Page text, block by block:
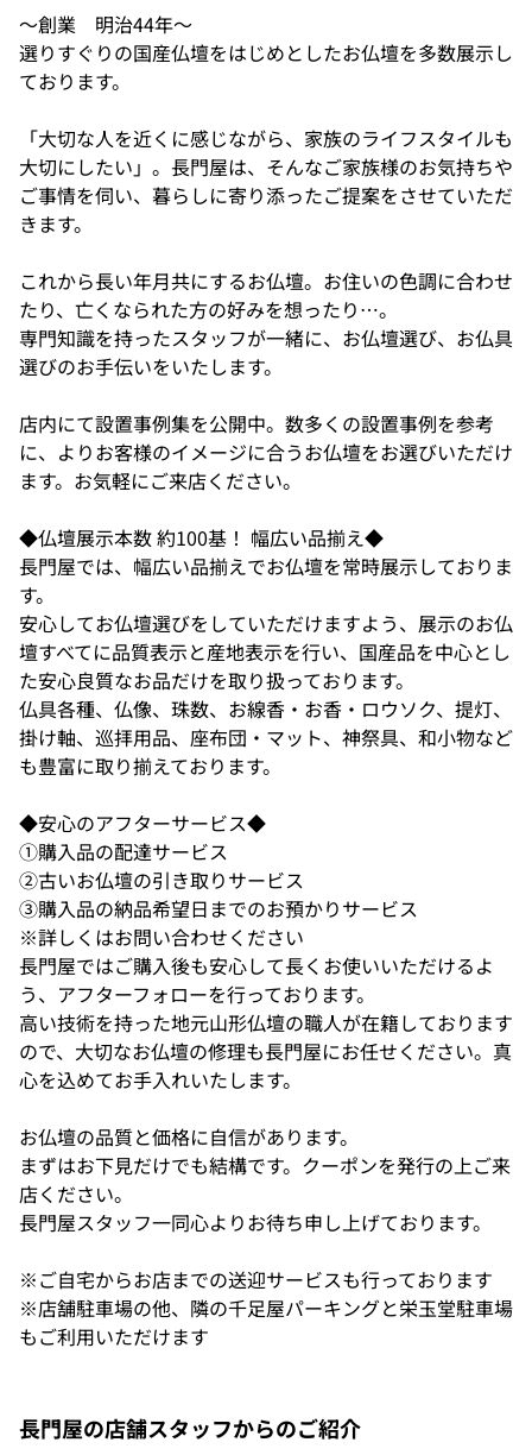
～創業 明治44年～
選りすぐりの国産仏壇をはじめとしたお仏壇を多数展示し
ております。
「大切な人を近くに感じながら、家族のライフスタイルも
大切にしたい」。長門屋は、そんなご家族様のお気持ちや
ご事情を伺い、暮らしに寄り添ったご提案をさせていただ
きます。
これから長い年月共にするお仏壇。お住いの色調に合わせ
たり、亡くなられた方の好みを想ったり…。
専門知識を持ったスタッフが一緒に、お仏壇選び、お仏具
選びのお手伝いをいたします。
店内にて設置事例集を公開中。数多くの設置事例を参考
に、よりお客様のイメージに合うお仏壇をお選びいただけ
ます。お気軽にご来店ください。
◆仏壇展示本数 約100基！ 幅広い品揃え◆
長門屋では、幅広い品揃えでお仏壇を常時展示しておりま
す。
安心してお仏壇選びをしていただけますよう、展示のお仏
壇すべてに品質表示と産地表示を行い、国産品を中心とし
た安心良質なお品だけを取り扱っております。
仏具各種、仏像、珠数、お線香・お香・ロウソク、提灯、
掛け軸、巡拝用品、座布団・マット、神祭具、和小物など
も豊富に取り揃えております。
◆安心のアフターサービス◆
①購入品の配達サービス
②古いお仏壇の引き取りサービス
③購入品の納品希望日までのお預かりサービス
※詳しくはお問い合わせください
長門屋ではご購入後も安心して長くお使いいただけるよ
う、アフターフォローを行っております。
高い技術を持った地元山形仏壇の職人が在籍しております
ので、大切なお仏壇の修理も長門屋にお任せください。真
心を込めてお手入れいたします。
お仏壇の品質と価格に自信があります。
まずはお下見だけでも結構です。クーポンを発行の上ご来
店ください。
長門屋スタッフ一同心よりお待ち申し上げております。
※ご自宅からお店までの送迎サービスも行っております
※店舗駐車場の他、隣の千足屋パーキングと栄玉堂駐車場
もご利用いただけます
長門屋の店舗スタッフからのご紹介